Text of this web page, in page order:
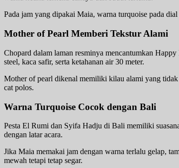
Pada jam yang dipakai Maia, warna turquoise pada
Mother of Pearl Memberi Tekstur Alami
Chopard dalam laman resminya mencantumkan
steel, kaca safir, serta ketahanan air 30 meter.
Mother of pearl dikenal memiliki kilau alami yang tidak
cat polos.
Warna Turquoise Cocok dengan Bali
Pesta El Rumi dan Syifa Hadju di Bali memiliki
dengan latar acara.
Jika Maia memakai jam dengan warna terlalu gelap,
mewah tetapi tetap segar.